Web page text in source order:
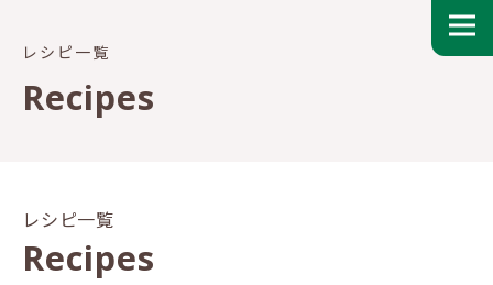
レシピ一覧
Recipes
レシピ一覧
Recipes